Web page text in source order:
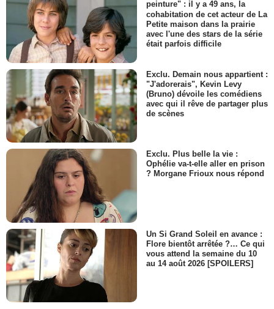
peinture" : il y a 49 ans, la
cohabitation de cet acteur de La
Petite maison dans la prairie
avec l'une des stars de la série
était parfois difficile
Exclu. Demain nous appartient :
"J'adorerais", Kevin Levy
(Bruno) dévoile les comédiens
avec qui il rêve de partager plus
de scènes
Exclu. Plus belle la vie :
Ophélie va-t-elle aller en prison
? Morgane Frioux nous répond
Un Si Grand Soleil en avance :
Flore bientôt arrêtée ?… Ce qui
vous attend la semaine du 10
au 14 août 2026 [SPOILERS]